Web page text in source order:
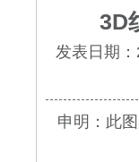
3D
发表日期
申明：此